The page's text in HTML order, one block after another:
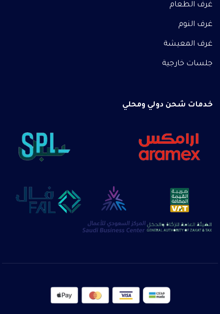
غرف الطعام
غرف النوم
غرف المعيشة
جلسات خارجية
خدمات شحن دولي ومحلي